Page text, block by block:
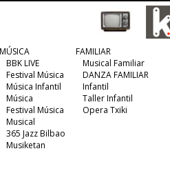
MÚSICA
BBK LIVE
Festival Música
Música Infantil
Música
Festival Música
Musical
365 Jazz Bilbao
Musiketan
FAMILIAR
Musical Familiar
DANZA FAMILIAR
Infantil
Taller Infantil
Opera Txiki